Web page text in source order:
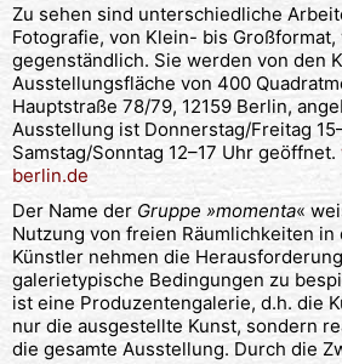
Zu sehen sind unterschiedliche
Fotografie, von Klein- bis Großformat,
gegenständlich. Sie werden von den
Ausstellungsfläche von 400
Hauptstraße 78/79, 12159 Berlin,
Ausstellung ist Donnerstag/Freitag
Samstag/Sonntag 12–17 Uhr geöffnet.
berlin.de
Der Name der Gruppe »momenta«
Nutzung von freien Räumlichkeiten in
Künstler nehmen die
galerietypische Bedingungen zu
ist eine Produzentengalerie, d.h. die
nur die ausgestellte Kunst, sondern
die gesamte Ausstellung. Durch die